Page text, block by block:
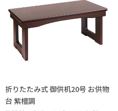
折りたたみ式 御供机20号 お供物
台 紫檀調